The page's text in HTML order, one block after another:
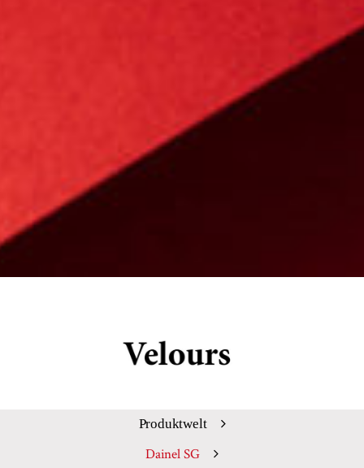
Produktwelt
Dainel SG